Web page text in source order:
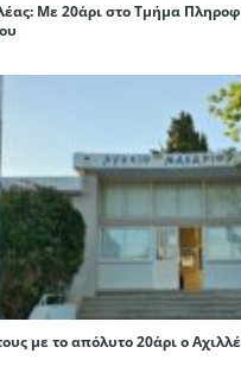
Με 20άρι στο Τμήμα
με το απόλυτο 20άρι ο